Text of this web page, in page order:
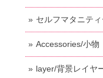
セルフマタニテ
Accessories/小物
layer/背景レイヤ